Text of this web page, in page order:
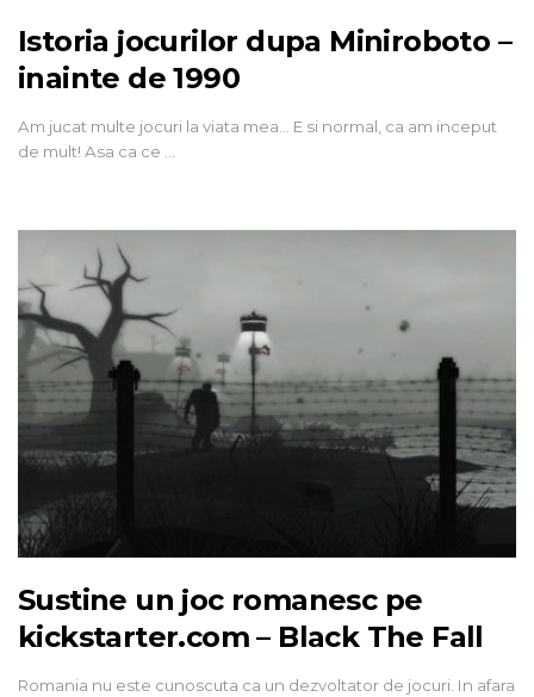
Istoria jocurilor dupa Miniroboto –
inainte de 1990
Am jucat multe jocuri la viata mea... E si normal, ca am inceput
de mult! Asa ca ce …
Sustine un joc romanesc pe
kickstarter.com – Black The Fall
Romania nu este cunoscuta ca un dezvoltator de jocuri. In afara